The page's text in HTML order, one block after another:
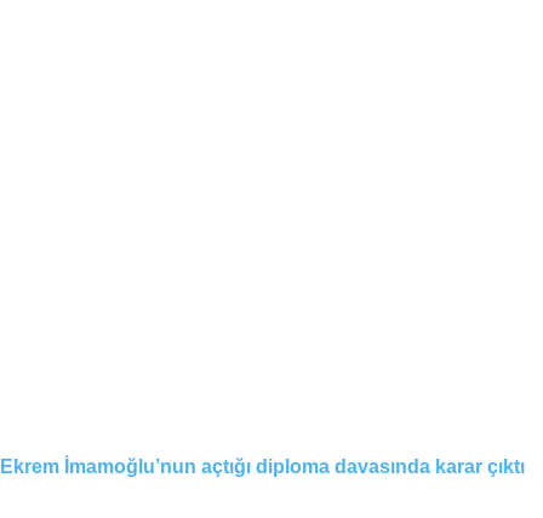
Ekrem İmamoğlu’nun açtığı diploma davasında karar çıktı